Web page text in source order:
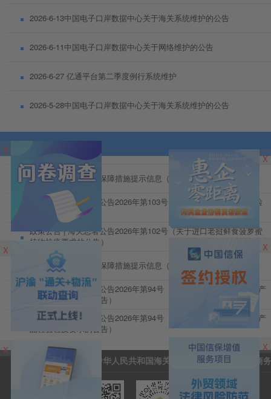
2026-6-13中国电子口岸数据中心关于海关系统维护的公告
2026-6-11中国电子口岸数据中心关于网络维护的公告
2026-6-27 亿通平台第二季度例行系统维护
2026-5-28中国电子口岸数据中心关于海关系统维护的公告
政策公告 | 关于牛肉保障措施提示信息（七）
政策公告 | 海关总署公告2026年第103号（关于进口老挝辣椒植物检
疫要求的公告）
政策公告 | 海关总署公告2026年第102号（关于进口老挝鲜食菠萝蜜
植物检疫要求的公告）
政策公告 | 关于牛肉保障措施提示信息（六）
政策公告 | 海关总署公告2026年第94号（关于进口阿塞拜疆养殖水产
品检验检疫要求的公告）
政策公告 | 海关总署公告2026年第94号（关于进口阿塞拜疆养殖水产
品检验检疫要求的公告）
x
x
x
x
x
x
访问贸易信息门户: 中华人民共和国海关总署 中华人民共和国商